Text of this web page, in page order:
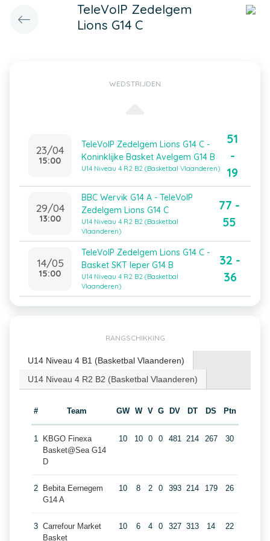
TeleVoIP Zedelgem
Lions G14 C
WEDSTRIJDEN
23/04
15:00
TeleVoIP Zedelgem Lions G14 C -
Koninklijke Basket Avelgem G14 B
U14 Niveau 4 R2 B2 (Basketbal Vlaanderen)
51
-
19
29/04
13:00
BBC Wervik G14 A - TeleVoIP
Zedelgem Lions G14 C
U14 Niveau 4 R2 B2 (Basketbal
Vlaanderen)
77 -
55
14/05
15:00
TeleVoIP Zedelgem Lions G14 C -
Basket SKT Ieper G14 B
U14 Niveau 4 R2 B2 (Basketbal
Vlaanderen)
32 -
36
RANGSCHIKKING
U14 Niveau 4 B1 (Basketbal Vlaanderen)
U14 Niveau 4 R2 B2 (Basketbal Vlaanderen)
# Team GW W V G DV DT DS Ptn
1
KBGO Finexa
Basket@Sea G14
D
10 10 0 0 481 214 267 30
2
Bebita Eernegem
G14 A
10 8 2 0 393 214 179 26
3 Carrefour Market
Basket
10 6 4 0 327 313 14 22